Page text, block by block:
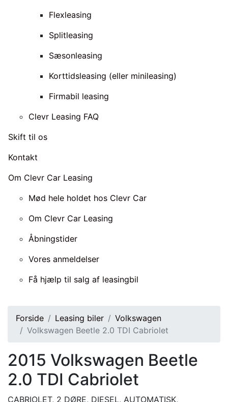
Flexleasing
Splitleasing
Sæsonleasing
Korttidsleasing (eller minileasing)
Firmabil leasing
Clevr Leasing FAQ
Skift til os
Kontakt
Om Clevr Car Leasing
Mød hele holdet hos Clevr Car
Om Clevr Car Leasing
Åbningstider
Vores anmeldelser
Få hjælp til salg af leasingbil
Forside Leasing biler
Volkswagen
Volkswagen Beetle 2.0 TDI Cabriolet
2015 Volkswagen Beetle
2.0 TDI Cabriolet
CABRIOLET, 2 DØRE, DIESEL, AUTOMATISK,